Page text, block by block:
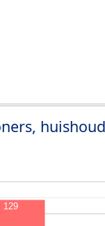
129